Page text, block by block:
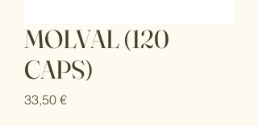
MOLVAL (120
CAPS)
33,50 €Prix